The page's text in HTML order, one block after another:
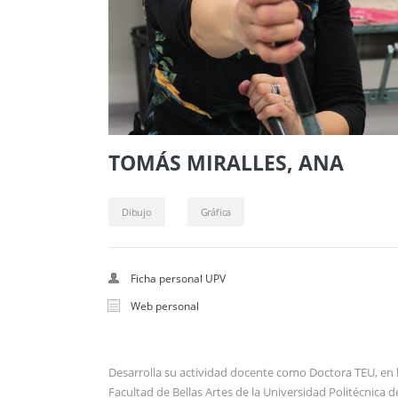
TOMÁS MIRALLES, ANA
Dibujo Gráfica
Ficha personal UPV
Web personal
Desarrolla su actividad docente como Doctora TEU, en
Facultad de Bellas Artes de la Universidad Politécnica